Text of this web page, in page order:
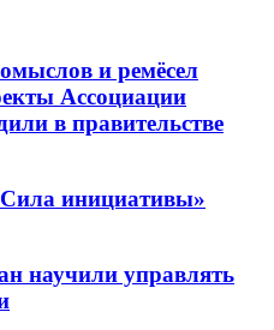
и ремёсел
Ассоциации
в правительстве
инициативы»
научили управлять